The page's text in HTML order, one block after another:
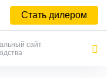
Стать дилером
сайт